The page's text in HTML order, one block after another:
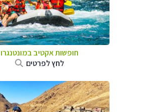
חופשות אקטיב במונטנגרו
לחץ לפרטים